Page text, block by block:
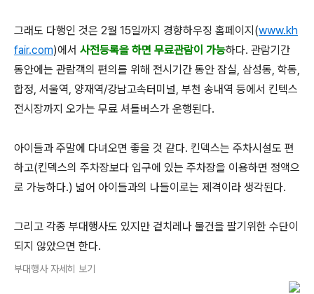
그래도 다행인 것은 2월 15일까지 경향하우징 홈페이지(www.kh
fair.com)에서 사전등록을 하면 무료관람이 가능하다. 관람기간
동안에는 관람객의 편의를 위해 전시기간 동안 잠실, 삼성동, 학동,
합정, 서울역, 양재역/강남고속터미널, 부천 송내역 등에서 킨텍스
전시장까지 오가는 무료 셔틀버스가 운행된다.
아이들과 주말에 다녀오면 좋을 것 같다. 킨덱스는 주차시설도 편
하고(킨덱스의 주차장보다 입구에 있는 주차장을 이용하면 정액으
로 가능하다.) 넓어 아이들과의 나들이로는 제격이라 생각된다.
그리고 각종 부대행사도 있지만 겉치레나 물건을 팔기위한 수단이
되지 않았으면 한다.
부대행사 자세히 보기